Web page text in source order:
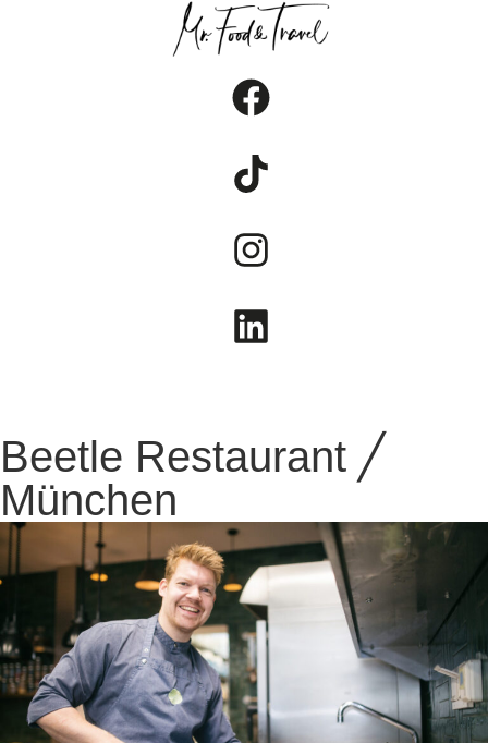
Beetle Restaurant ╱
München